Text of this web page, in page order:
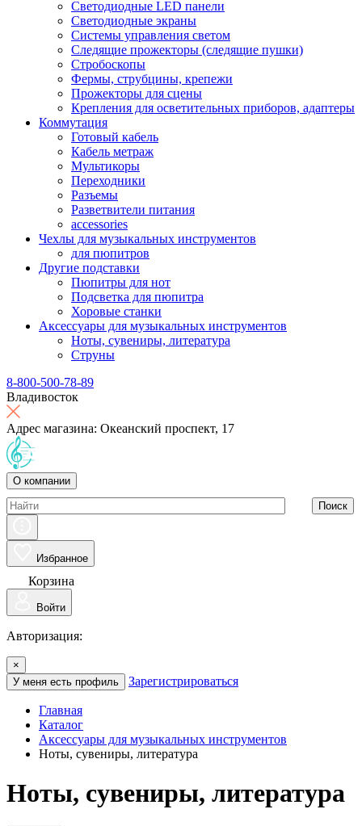
Светодиодные LED панели
Светодиодные экраны
Системы управления светом
Следящие прожекторы (следящие пушки)
Стробоскопы
Фермы, струбцины, крепежи
Прожекторы для сцены
Крепления для осветительных приборов, адаптеры
Коммутация
Готовый кабель
Кабель метраж
Мультикоры
Переходники
Разъемы
Разветвители питания
accessories
Чехлы для музыкальных инструментов
для пюпитров
Другие подставки
Пюпитры для нот
Подсветка для пюпитра
Хоровые станки
Аксессуары для музыкальных инструментов
Ноты, сувениры, литература
Струны
8-800-500-78-89
Владивосток
Адрес магазина: Океанский проспект, 17
О компании
Поиск
Избранное
Корзина
Войти
Авторизация:
×
У меня есть профиль
Зарегистрироваться
Главная
Каталог
Аксессуары для музыкальных инструментов
Ноты, сувениры, литература
Ноты, сувениры, литература